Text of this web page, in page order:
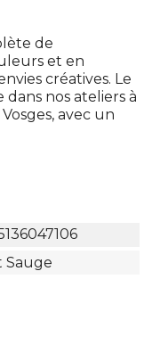
de
et en
créatives. Le
nos ateliers à
avec un
Sauge